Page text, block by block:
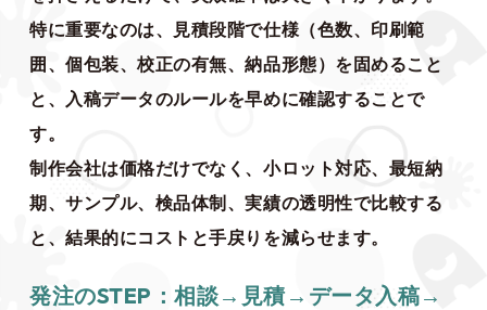
特に重要なのは、見積段階で仕様（色数、印刷範
囲、個包装、校正の有無、納品形態）を固めること
と、入稿データのルールを早めに確認することで
す。
制作会社は価格だけでなく、小ロット対応、最短納
期、サンプル、検品体制、実績の透明性で比較する
と、結果的にコストと手戻りを減らせます。
発注のSTEP：相談→見積→データ入稿→